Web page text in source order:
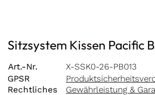
Sitzsystem Kissen Pacific
Art.-Nr.
X-SSK0-26-PB013
GPSR
Rechtliches
Gewährleistung &